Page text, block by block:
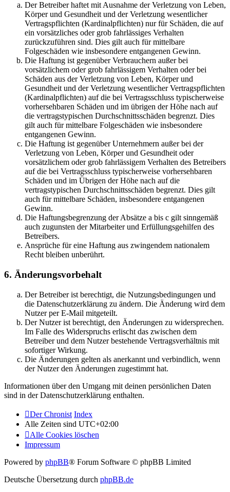
Der Betreiber haftet mit Ausnahme der Verletzung von Leben,
Körper und Gesundheit und der Verletzung wesentlicher
Vertragspflichten (Kardinalpflichten) nur für Schäden, die auf
ein vorsätzliches oder grob fahrlässiges Verhalten
zurückzuführen sind. Dies gilt auch für mittelbare
Folgeschäden wie insbesondere entgangenen Gewinn.
Die Haftung ist gegenüber Verbrauchern außer bei
vorsätzlichem oder grob fahrlässigem Verhalten oder bei
Schäden aus der Verletzung von Leben, Körper und
Gesundheit und der Verletzung wesentlicher Vertragspflichten
(Kardinalpflichten) auf die bei Vertragsschluss typischerweise
vorhersehbaren Schäden und im übrigen der Höhe nach auf
die vertragstypischen Durchschnittsschäden begrenzt. Dies
gilt auch für mittelbare Folgeschäden wie insbesondere
entgangenen Gewinn.
Die Haftung ist gegenüber Unternehmern außer bei der
Verletzung von Leben, Körper und Gesundheit oder
vorsätzlichem oder grob fahrlässigem Verhalten des Betreibers
auf die bei Vertragsschluss typischerweise vorhersehbaren
Schäden und im Übrigen der Höhe nach auf die
vertragstypischen Durchschnittsschäden begrenzt. Dies gilt
auch für mittelbare Schäden, insbesondere entgangenen
Gewinn.
Die Haftungsbegrenzung der Absätze a bis c gilt sinngemäß
auch zugunsten der Mitarbeiter und Erfüllungsgehilfen des
Betreibers.
Ansprüche für eine Haftung aus zwingendem nationalem
Recht bleiben unberührt.
6. Änderungsvorbehalt
Der Betreiber ist berechtigt, die Nutzungsbedingungen und
die Datenschutzerklärung zu ändern. Die Änderung wird dem
Nutzer per E-Mail mitgeteilt.
Der Nutzer ist berechtigt, den Änderungen zu widersprechen.
Im Falle des Widerspruchs erlischt das zwischen dem
Betreiber und dem Nutzer bestehende Vertragsverhältnis mit
sofortiger Wirkung.
Die Änderungen gelten als anerkannt und verbindlich, wenn
der Nutzer den Änderungen zugestimmt hat.
Informationen über den Umgang mit deinen persönlichen Daten
sind in der Datenschutzerklärung enthalten.
Der Chronist Index
Alle Zeiten sind UTC+02:00
Alle Cookies löschen
Impressum
Powered by phpBB® Forum Software © phpBB Limited
Deutsche Übersetzung durch phpBB.de